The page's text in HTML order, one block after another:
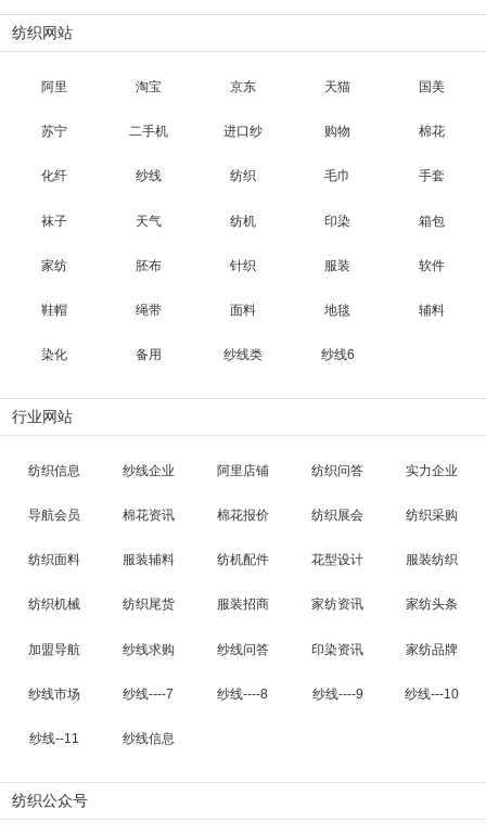
纺织网站
阿里 淘宝 京东 天猫 国美
苏宁 二手机 进口纱 购物 棉花
化纤 纱线 纺织 毛巾 手套
袜子 天气 纺机 印染 箱包
家纺 胚布 针织 服装 软件
鞋帽 绳带 面料 地毯 辅料
染化 备用 纱线类 纱线6
行业网站
纺织信息 纱线企业 阿里店铺 纺织问答 实力企业
导航会员 棉花资讯 棉花报价 纺织展会 纺织采购
纺织面料 服装辅料 纺机配件 花型设计 服装纺织
纺织机械 纺织尾货 服装招商 家纺资讯 家纺头条
加盟导航 纱线求购 纱线问答 印染资讯 家纺品牌
纱线市场 纱线----7 纱线----8 纱线----9 纱线---10
纱线--11 纱线信息
纺织公众号